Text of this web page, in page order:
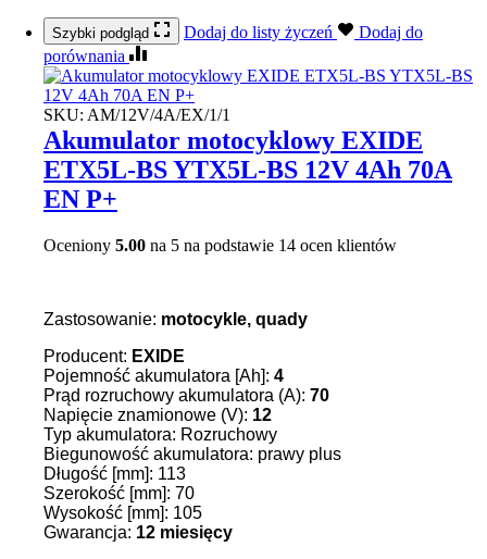
Szybki podgląd Dodaj do listy życzeń
Dodaj do
porównania
SKU: AM/12V/4A/EX/1/1
Akumulator motocyklowy EXIDE
ETX5L-BS YTX5L-BS 12V 4Ah 70A
EN P+
Oceniony 5.00 na 5 na podstawie 14 ocen klientów
Zastosowanie: motocykle, quady
Producent: EXIDE
Pojemność akumulatora [Ah]: 4
Prąd rozruchowy akumulatora (A): 70
Napięcie znamionowe (V): 12
Typ akumulatora: Rozruchowy
Biegunowość akumulatora: prawy plus
Długość [mm]: 113
Szerokość [mm]: 70
Wysokość [mm]: 105
Gwarancja: 12 miesięcy